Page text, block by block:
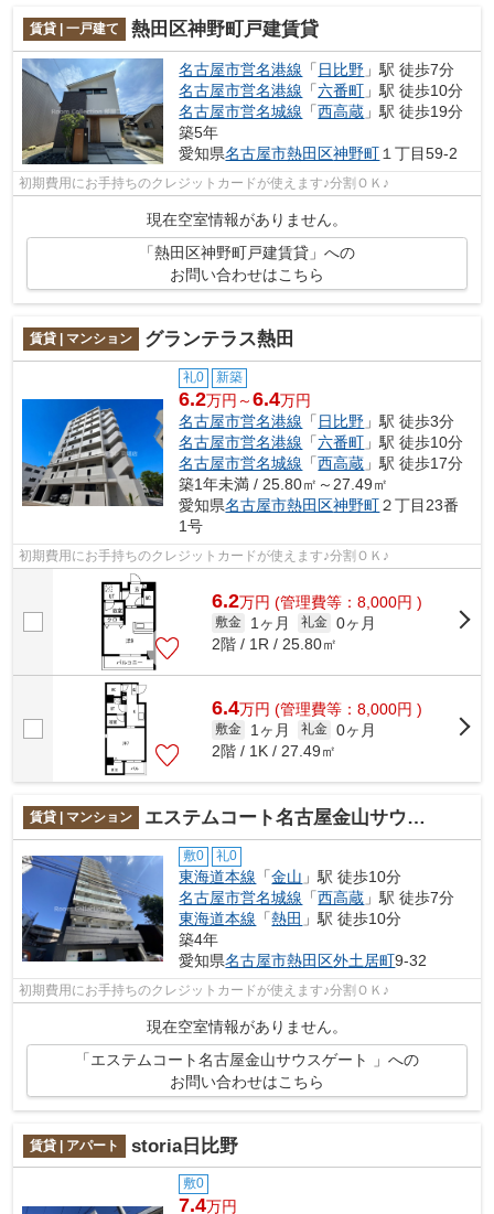
賃貸 | 一戸建て 熱田区神野町戸建賃貸
名古屋市営名港線 「 日比野 」駅 徒歩7分
名古屋市営名港線 「六番町 」駅 徒歩10分
名古屋市営名城線 「西高蔵 」駅 徒歩19分
築5年
愛知県名古屋市熱田区神野町 １丁目59-2
初期費用にお手持ちのクレジットカードが使えます♪分割ＯＫ♪
現在空室情報がありません。
「熱田区神野町戸建賃貸」への
お問い合わせはこちら
賃貸 | マンション グランテラス熱田
礼0 新築
6.2万円～6.4万円
名古屋市営名港線 「 日比野 」駅 徒歩3分
名古屋市営名港線 「六番町 」駅 徒歩10分
名古屋市営名城線 「西高蔵 」駅 徒歩17分
築1年未満 / 25.80㎡～27.49㎡
愛知県名古屋市熱田区神野町２丁目23番
1号
初期費用にお手持ちのクレジットカードが使えます♪分割ＯＫ♪
6.2万円 (管理費等：8,000円 )
敷金 1ヶ月 礼金 0ヶ月
2階 / 1R / 25.80㎡
6.4万円 (管理費等：8,000円 )
敷金 1ヶ月 礼金 0ヶ月
2階 / 1K / 27.49㎡
賃貸 | マンション エステムコート名古屋金山サウスゲート
敷0 礼0
東海道本線 「金山 」駅 徒歩10分
名古屋市営名城線 「西高蔵 」駅 徒歩7分
東海道本線 「熱田 」駅 徒歩10分
築4年
愛知県名古屋市熱田区外土居町9-32
初期費用にお手持ちのクレジットカードが使えます♪分割ＯＫ♪
現在空室情報がありません。
「エステムコート名古屋金山サウスゲート 」への
お問い合わせはこちら
賃貸 | アパート storia日比野
敷0
7.4万円